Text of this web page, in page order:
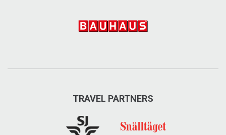
Besök på Instagram
TRAVEL PARTNERS